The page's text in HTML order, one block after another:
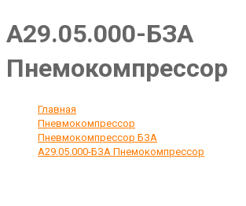
А29.05.000-БЗА
Пнемокомпрессор
Главная
Пневмокомпрессор
Пневмокомпрессор БЗА
А29.05.000-БЗА Пнемокомпрессор